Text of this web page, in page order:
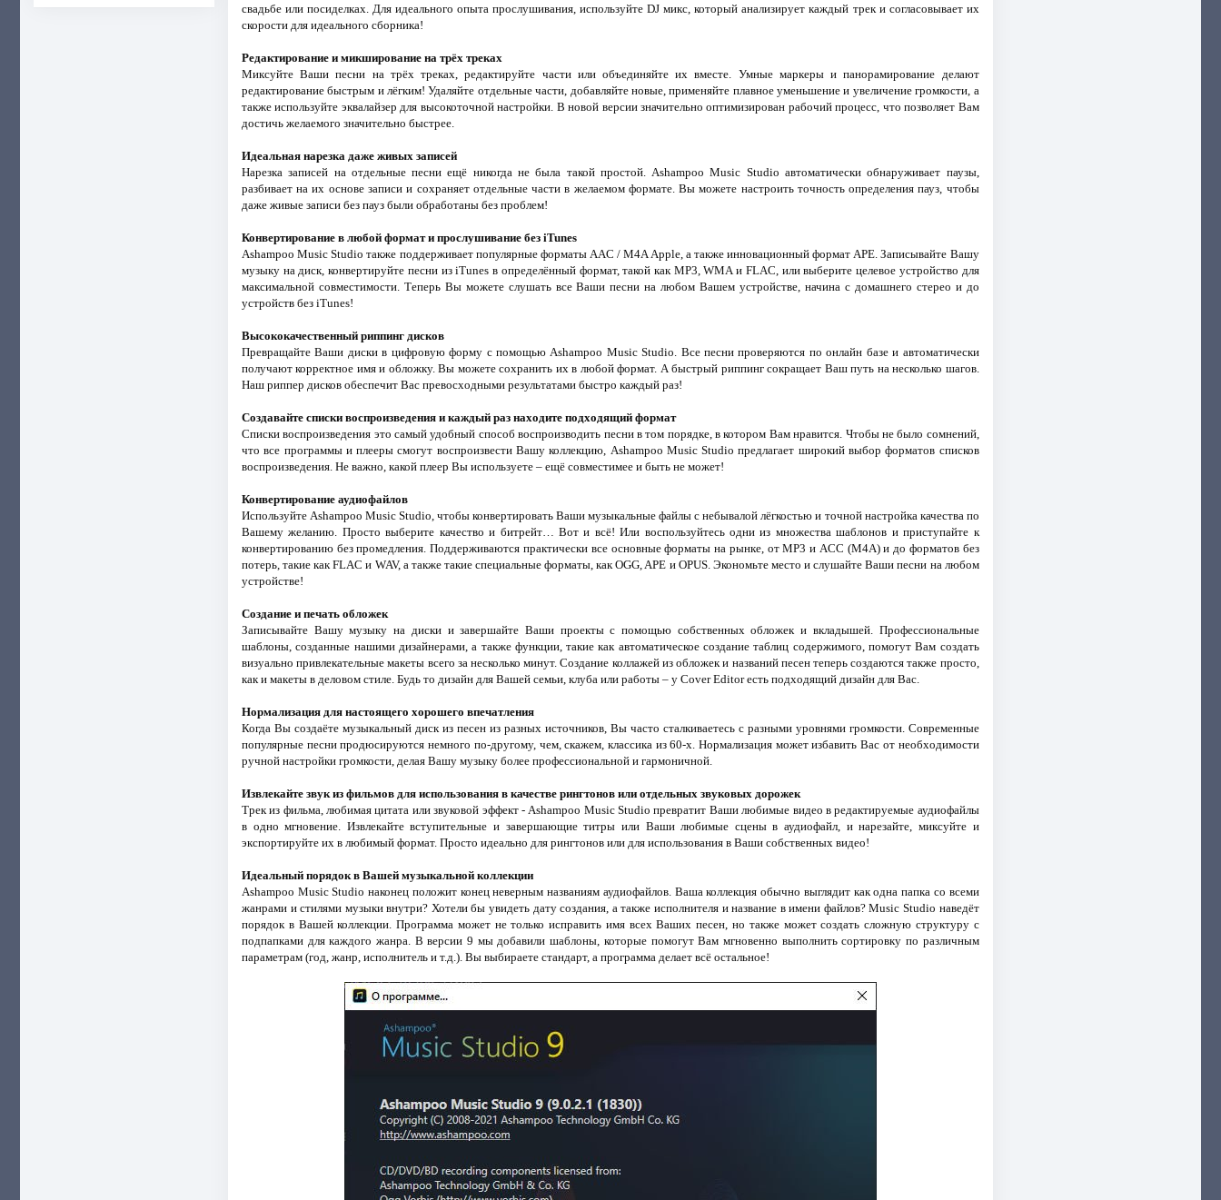
свадьбе или посиделках. Для идеального опыта прослушивания, используйте DJ микс, который анализирует каждый трек и согласовывает их
скорости для идеального сборника!
Редактирование и микширование на трёх треках
Миксуйте Ваши песни на трёх треках, редактируйте части или объединяйте их вместе. Умные маркеры и панорамирование делают
редактирование быстрым и лёгким! Удаляйте отдельные части, добавляйте новые, применяйте плавное уменьшение и увеличение громкости, а
также используйте эквалайзер для высокоточной настройки. В новой версии значительно оптимизирован рабочий процесс, что позволяет Вам
достичь желаемого значительно быстрее.
Идеальная нарезка даже живых записей
Нарезка записей на отдельные песни ещё никогда не была такой простой. Ashampoo Music Studio автоматически обнаруживает паузы,
разбивает на их основе записи и сохраняет отдельные части в желаемом формате. Вы можете настроить точность определения пауз, чтобы
даже живые записи без пауз были обработаны без проблем!
Конвертирование в любой формат и прослушивание без iTunes
Ashampoo Music Studio также поддерживает популярные форматы AAC / M4A Apple, а также инновационный формат APE. Записывайте Вашу
музыку на диск, конвертируйте песни из iTunes в определённый формат, такой как MP3, WMA и FLAC, или выберите целевое устройство для
максимальной совместимости. Теперь Вы можете слушать все Ваши песни на любом Вашем устройстве, начина с домашнего стерео и до
устройств без iTunes!
Высококачественный риппинг дисков
Превращайте Ваши диски в цифровую форму с помощью Ashampoo Music Studio. Все песни проверяются по онлайн базе и автоматически
получают корректное имя и обложку. Вы можете сохранить их в любой формат. А быстрый риппинг сокращает Ваш путь на несколько шагов.
Наш риппер дисков обеспечит Вас превосходными результатами быстро каждый раз!
Создавайте списки воспроизведения и каждый раз находите подходящий формат
Списки воспроизведения это самый удобный способ воспроизводить песни в том порядке, в котором Вам нравится. Чтобы не было сомнений,
что все программы и плееры смогут воспроизвести Вашу коллекцию, Ashampoo Music Studio предлагает широкий выбор форматов списков
воспроизведения. Не важно, какой плеер Вы используете – ещё совместимее и быть не может!
Конвертирование аудиофайлов
Используйте Ashampoo Music Studio, чтобы конвертировать Ваши музыкальные файлы с небывалой лёгкостью и точной настройка качества по
Вашему желанию. Просто выберите качество и битрейт… Вот и всё! Или воспользуйтесь одни из множества шаблонов и приступайте к
конвертированию без промедления. Поддерживаются практически все основные форматы на рынке, от MP3 и ACC (M4A) и до форматов без
потерь, такие как FLAC и WAV, а также такие специальные форматы, как OGG, APE и OPUS. Экономьте место и слушайте Ваши песни на любом
устройстве!
Создание и печать обложек
Записывайте Вашу музыку на диски и завершайте Ваши проекты с помощью собственных обложек и вкладышей. Профессиональные
шаблоны, созданные нашими дизайнерами, а также функции, такие как автоматическое создание таблиц содержимого, помогут Вам создать
визуально привлекательные макеты всего за несколько минут. Создание коллажей из обложек и названий песен теперь создаются также просто,
как и макеты в деловом стиле. Будь то дизайн для Вашей семьи, клуба или работы – у Cover Editor есть подходящий дизайн для Вас.
Нормализация для настоящего хорошего впечатления
Когда Вы создаёте музыкальный диск из песен из разных источников, Вы часто сталкиваетесь с разными уровнями громкости. Современные
популярные песни продюсируются немного по-другому, чем, скажем, классика из 60-х. Нормализация может избавить Вас от необходимости
ручной настройки громкости, делая Вашу музыку более профессиональной и гармоничной.
Извлекайте звук из фильмов для использования в качестве рингтонов или отдельных звуковых дорожек
Трек из фильма, любимая цитата или звуковой эффект - Ashampoo Music Studio превратит Ваши любимые видео в редактируемые аудиофайлы
в одно мгновение. Извлекайте вступительные и завершающие титры или Ваши любимые сцены в аудиофайл, и нарезайте, миксуйте и
экспортируйте их в любимый формат. Просто идеально для рингтонов или для использования в Ваши собственных видео!
Идеальный порядок в Вашей музыкальной коллекции
Ashampoo Music Studio наконец положит конец неверным названиям аудиофайлов. Ваша коллекция обычно выглядит как одна папка со всеми
жанрами и стилями музыки внутри? Хотели бы увидеть дату создания, а также исполнителя и название в имени файлов? Music Studio наведёт
порядок в Вашей коллекции. Программа может не только исправить имя всех Ваших песен, но также может создать сложную структуру с
подпапками для каждого жанра. В версии 9 мы добавили шаблоны, которые помогут Вам мгновенно выполнить сортировку по различным
параметрам (год, жанр, исполнитель и т.д.). Вы выбираете стандарт, а программа делает всё остальное!